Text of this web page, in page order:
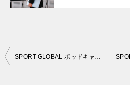
投
SPORT GLOBAL ポッドキャスト「海外×スポーツビジネスのリアル」シーズン2第2回：スポーツマーケティングとは？